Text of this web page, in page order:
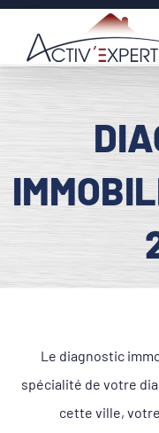
Passer
contenu
Le diagnostic
spécialité de votre
cette ville,